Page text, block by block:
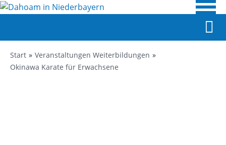
Start
Veranstaltungen Weiterbildungen
Okinawa Karate für Erwachsene